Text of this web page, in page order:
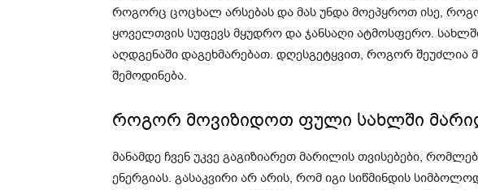
როგორც ცოცხალ არსებას და მას უნდა მოეპყროთ ისე,
ყოველთვის სუფევს მყუდრო და ჯანსაღი ატმოსფერო.
აღდგენაში დაგეხმარებათ. დღესგეტყვით, როგორ
შემოდინება.
როგორ მოვიზიდოთ ფული სახლში
მანამდე ჩვენ უკვე გაგიზიარეთ მარილის თვისებები,
ენერგიას. გასაკვირი არ არის, რომ იგი სიწმინდის